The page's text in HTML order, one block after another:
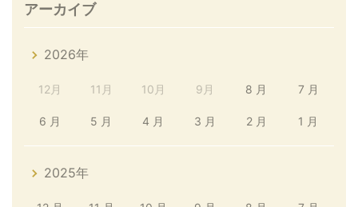
アーカイブ
2026年
12月 11月 10月 9月 8 月 7 月
6 月 5 月 4 月 3 月 2 月 1 月
2025年